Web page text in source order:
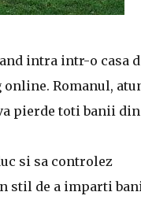
intra intr-o casa
Romanul,
pierde toti banii din
si sa controlez
stil de a imparti